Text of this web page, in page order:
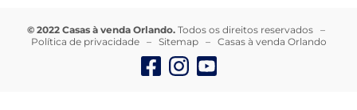
© 2022 Casas à venda Orlando. Todos os direitos reservados –
Política de privacidade– Sitemap– Casas à venda Orlando